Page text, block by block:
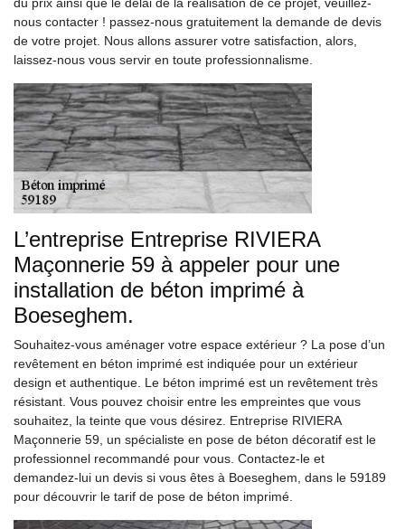
nous contacter ! passez-nous gratuitement la demande de devis
de votre projet. Nous allons assurer votre satisfaction, alors,
laissez-nous vous servir en toute professionnalisme.
L’entreprise Entreprise RIVIERA
Maçonnerie 59 à appeler pour une
installation de béton imprimé à
Boeseghem.
Souhaitez-vous aménager votre espace extérieur ? La pose d’un
revêtement en béton imprimé est indiquée pour un extérieur
design et authentique. Le béton imprimé est un revêtement très
résistant. Vous pouvez choisir entre les empreintes que vous
souhaitez, la teinte que vous désirez. Entreprise RIVIERA
Maçonnerie 59, un spécialiste en pose de béton décoratif est le
professionnel recommandé pour vous. Contactez-le et
demandez-lui un devis si vous êtes à Boeseghem, dans le 59189
pour découvrir le tarif de pose de béton imprimé.